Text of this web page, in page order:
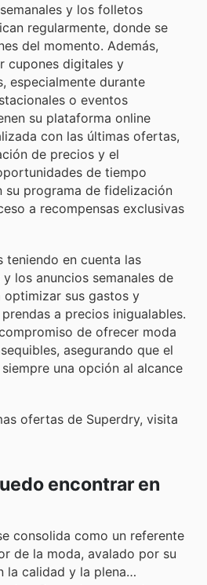
y los folletos
regularmente, donde se
del momento. Además,
cupones digitales y
especialmente durante
o eventos
su plataforma online
con las últimas ofertas,
de precios y el
de tiempo
su programa de fidelización
a recompensas exclusivas
teniendo en cuenta las
los anuncios semanales de
optimizar sus gastos y
a precios inigualables.
de ofrecer moda
asegurando que el
una opción al alcance
ofertas de Superdry, visita
encontrar en
consolida como un referente
de la moda, avalado por su
la calidad y la plena